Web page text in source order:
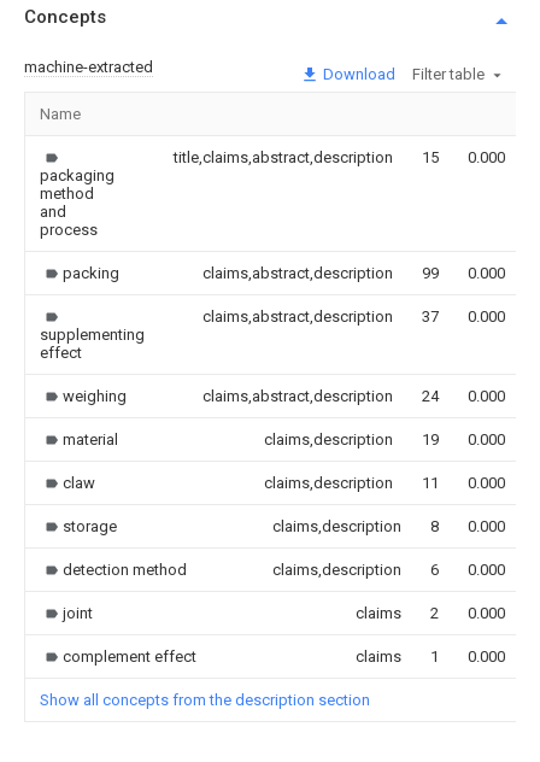
Concepts
machine-extracted Download Filter table
Name
packaging
method
and
process
title,claims,abstract,description 15 0.000
packing claims,abstract,description 99 0.000
supplementing
effect
claims,abstract,description 37 0.000
weighing claims,abstract,description 24 0.000
material claims,description 19 0.000
claw claims,description 11 0.000
storage claims,description 8 0.000
detection method claims,description 6 0.000
joint claims 2 0.000
complement effect claims 1 0.000
Show all concepts from the description section